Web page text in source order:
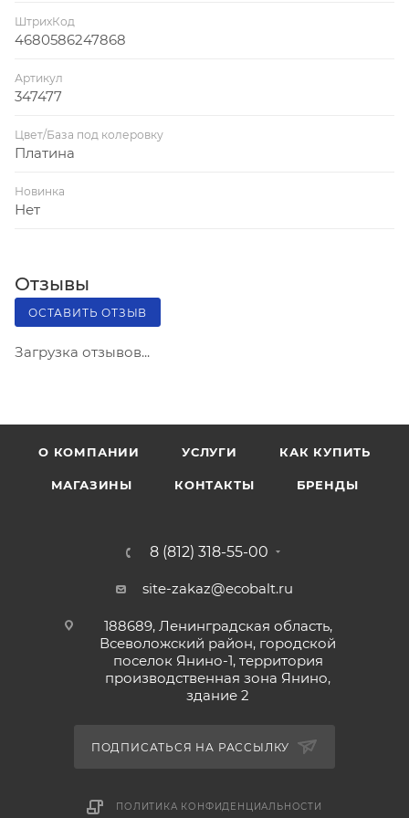
ШтрихКод
4680586247868
Артикул
347477
Цвет/База под колеровку
Платина
Новинка
Нет
Отзывы
ОСТАВИТЬ ОТЗЫВ
Загрузка отзывов...
О КОМПАНИИ УСЛУГИ КАК КУПИТЬ
МАГАЗИНЫ КОНТАКТЫ БРЕНДЫ
8 (812) 318-55-00
site-zakaz@ecobalt.ru
188689, Ленинградская область,
Всеволожский район, городской
поселок Янино-1, территория
производственная зона Янино,
здание 2
ПОДПИСАТЬСЯ НА РАССЫЛКУ
ПОЛИТИКА КОНФИДЕНЦИАЛЬНОСТИ